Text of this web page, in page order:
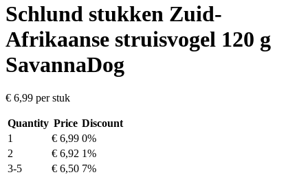
Schlund stukken Zuid-
Afrikaanse struisvogel 120 g
SavannaDog
€ 6,99 per stuk
Quantity Price Discount
1
€ 6,99 0%
2
€ 6,92 1%
3-5
€ 6,50 7%